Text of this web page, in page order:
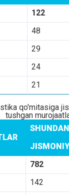
122
48
29
24
21
qo'mitasiga
tushgan
782
142